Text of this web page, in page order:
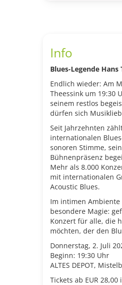
Info
Blues-Legende
Endlich wieder: Am
Theessink um 19:30
seinem restlos
dürfen sich
Seit Jahrzehnten
internationalen
sonoren Stimme,
Bühnenpräsenz
Mehr als 8.000
mit internationalen
Acoustic Blues.
Im intimen Ambiente
besondere Magie:
Konzert für alle, die
möchten, der den
Donnerstag, 2. Juli
Beginn: 19:30 Uhr
ALTES DEPOT,
Tickets ab EUR